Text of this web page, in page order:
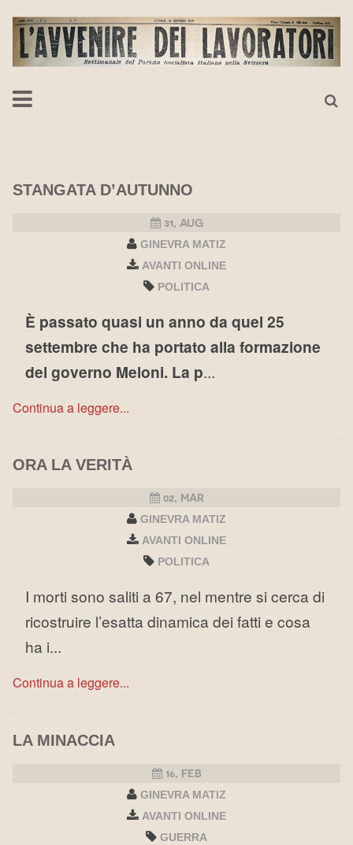
STANGATA D’AUTUNNO
31, AUG
GINEVRA MATIZ
AVANTI ONLINE
POLITICA
È passato quasi un anno da quel 25
settembre che ha portato alla formazione
del governo Meloni. La p...
Continua a leggere...
ORA LA VERITÀ
02, MAR
GINEVRA MATIZ
AVANTI ONLINE
POLITICA
I morti sono saliti a 67, nel mentre si cerca di
ricostruire l’esatta dinamica dei fatti e cosa
ha i...
Continua a leggere...
LA MINACCIA
16, FEB
GINEVRA MATIZ
AVANTI ONLINE
GUERRA